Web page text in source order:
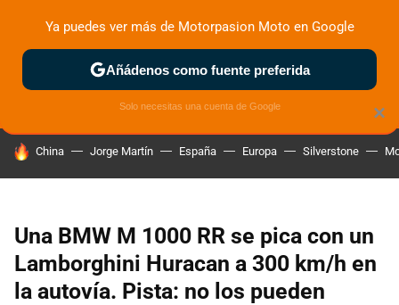
ZONA DE PRUEBAS DEPORTIVAS MOTOS ELÉCTRICAS
HOY SE HABLA DE
China Jorge Martín España Europa Silverstone
Una BMW M 1000 RR se pica con un
Lamborghini Huracan a 300 km/h en
la autovía. Pista: no los pueden
×
Ya puedes ver más de Motorpasion Moto en Google
Añádenos como fuente preferida
Solo necesitas una cuenta de Google